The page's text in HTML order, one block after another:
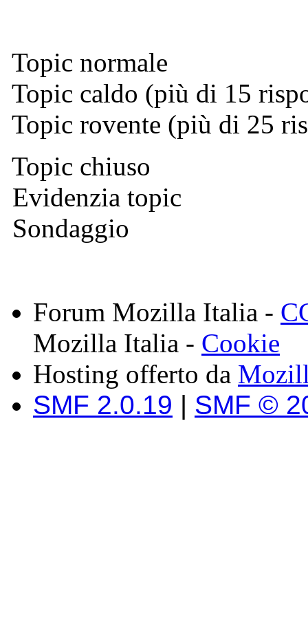
Topic normale
Topic caldo (più di 15
Topic rovente (più di 25
Topic chiuso
Evidenzia topic
Sondaggio
Forum Mozilla Italia -
Mozilla Italia - Cookie
Hosting offerto da
SMF 2.0.19 | SMF ©